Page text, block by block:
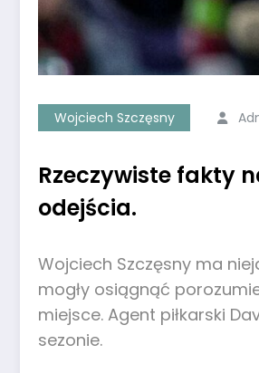
Wojciech Szczęsny
Rzeczywiste fakty
odejścia.
Wojciech Szczęsny ma
mogły osiągnąć
miejsce. Agent piłkarski
sezonie.